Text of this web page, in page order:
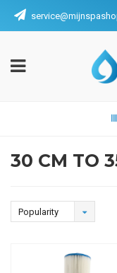
30 CM TO
Popularity